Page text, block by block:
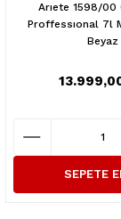
Arıete 1598/00
Proffessıonal 7l
Beyaz
SEPETE